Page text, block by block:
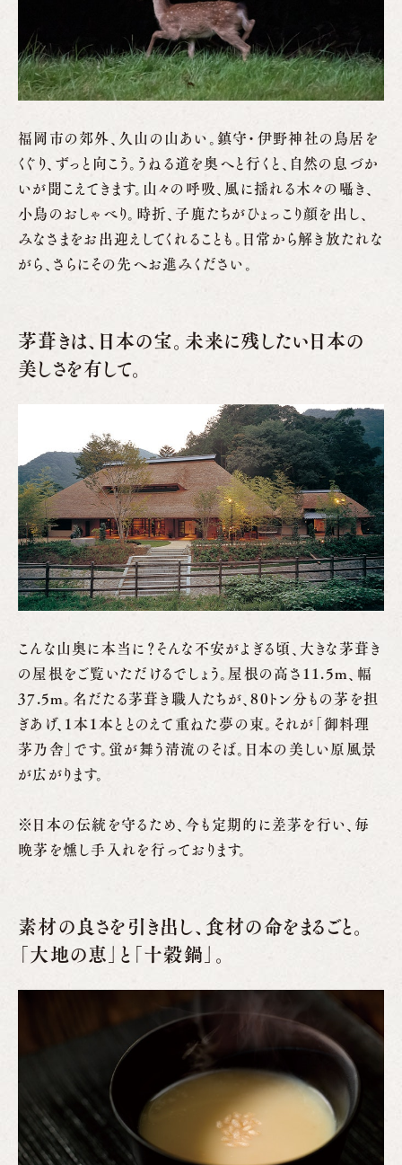
福岡市の郊外、久山の山あい。鎮守・伊野神社の鳥居を
くぐり、ずっと向こう。うねる道を奥へと行くと、自然の息づか
いが聞こえてきます。山々の呼吸、風に揺れる木々の囁き、
小鳥のおしゃべり。時折、子鹿たちがひょっこり顔を出し、
みなさまをお出迎えしてくれることも。日常から解き放たれな
がら、さらにその先へお進みください。
茅葺きは、日本の宝。未来に残したい日本の
美しさを有して。
こんな山奥に本当に？そんな不安がよぎる頃、大きな茅葺き
の屋根をご覧いただけるでしょう。屋根の高さ11.5m、幅
37.5m。名だたる茅葺き職人たちが、80トン分もの茅を担
ぎあげ、１本１本ととのえて重ねた夢の束。それが「御料理
茅乃舎」です。蛍が舞う清流のそば。日本の美しい原風景
が広がります。
※日本の伝統を守るため、今も定期的に差茅 を行い、毎
晩茅を燻し手入れを行っております。
素材の良さを引き出し、食材の命をまるごと。
「大地の恵」と「十穀鍋」。